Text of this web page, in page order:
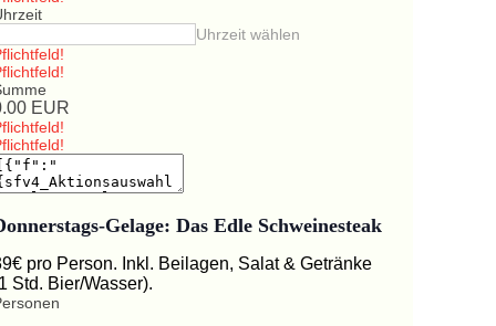
Uhrzeit wählen
EUR
Gelage: Das Edle Schweinesteak
pro Person. Inkl. Beilagen, Salat & Getränke
Std. Bier/Wasser).